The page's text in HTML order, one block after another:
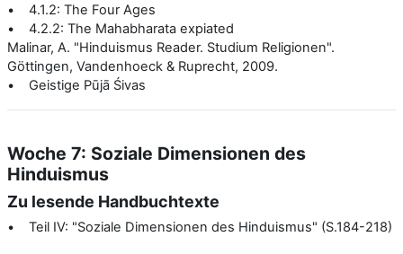
• 4.1.2: The Four Ages
• 4.2.2: The Mahabharata expiated
Malinar, A. "Hinduismus Reader. Studium Religionen".
Göttingen, Vandenhoeck & Ruprecht, 2009.
• Geistige Pūjā Śivas
Woche 7: Soziale Dimensionen des
Hinduismus
Zu lesende Handbuchtexte
• Teil IV: "Soziale Dimensionen des Hinduismus" (S.184-218)